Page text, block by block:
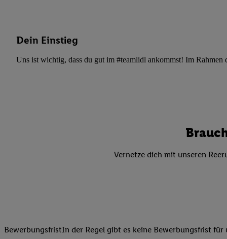
Dein Einstieg
Uns ist wichtig, dass du gut im #teamlidl ankommst! Im Rahmen
Vernetze dich mit unseren
BewerbungsfristIn der Regel gibt es keine Bewerbungsfrist
Anzeige von
oder Zugriff auf
von Zielgruppen
reduzierter Daten